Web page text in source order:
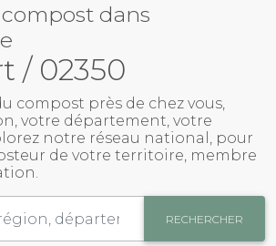
Notre Histoire
Nos membres
Activités
Outils
Contact
dans
/ 02350
compost près de chez vous,
votre département, votre
notre réseau national, pour
de votre territoire, membre
RECHERCHER